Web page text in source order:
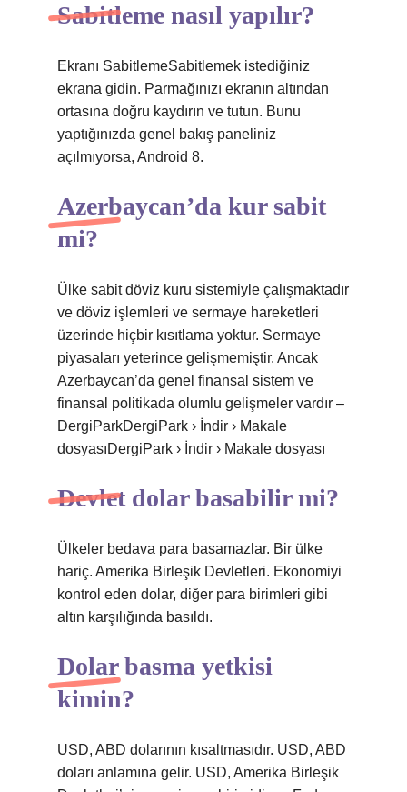
Sabitleme nasıl yapılır?
Ekranı SabitlemeSabitlemek istediğiniz
ekrana gidin. Parmağınızı ekranın altından
ortasına doğru kaydırın ve tutun. Bunu
yaptığınızda genel bakış paneliniz
açılmıyorsa, Android 8.
Azerbaycan’da kur sabit
mi?
Ülke sabit döviz kuru sistemiyle çalışmaktadır
ve döviz işlemleri ve sermaye hareketleri
üzerinde hiçbir kısıtlama yoktur. Sermaye
piyasaları yeterince gelişmemiştir. Ancak
Azerbaycan’da genel finansal sistem ve
finansal politikada olumlu gelişmeler vardır –
DergiParkDergiPark › İndir › Makale
dosyasıDergiPark › İndir › Makale dosyası
Devlet dolar basabilir mi?
Ülkeler bedava para basamazlar. Bir ülke
hariç. Amerika Birleşik Devletleri. Ekonomiyi
kontrol eden dolar, diğer para birimleri gibi
altın karşılığında basıldı.
Dolar basma yetkisi
kimin?
USD, ABD dolarının kısaltmasıdır. USD, ABD
doları anlamına gelir. USD, Amerika Birleşik